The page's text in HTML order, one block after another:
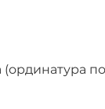
по